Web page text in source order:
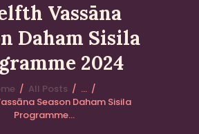
Vassāna
Daham Sisila
2024
All Posts
...
Season Daham Sisila
Programme...